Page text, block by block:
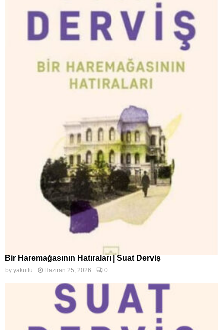
Bir Haremağasının Hatıraları | Suat Derviş
by yakutlu Haziran 25, 2026 0